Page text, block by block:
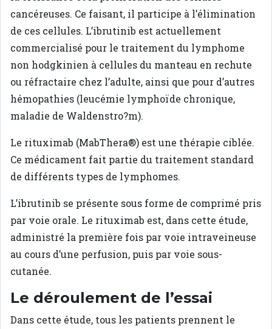
cancéreuses. Ce faisant, il participe à l’élimination
de ces cellules. L’ibrutinib est actuellement
commercialisé pour le traitement du lymphome
non hodgkinien à cellules du manteau en rechute
ou réfractaire chez l’adulte, ainsi que pour d’autres
hémopathies (leucémie lymphoïde chronique,
maladie de Waldenstro?m).
Le rituximab (MabThera®) est une thérapie ciblée.
Ce médicament fait partie du traitement standard
de différents types de lymphomes.
L’ibrutinib se présente sous forme de comprimé pris
par voie orale. Le rituximab est, dans cette étude,
administré la première fois par voie intraveineuse
au cours d’une perfusion, puis par voie sous-
cutanée.
Le déroulement de l’essai
Dans cette étude, tous les patients prennent le